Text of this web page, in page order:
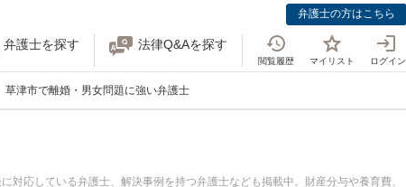
弁護士の方はこちら
弁護士を探す 法律Q&Aを探す
閲覧履歴 マイリスト ログイン
草津市で離婚・男女問題に強い弁護士
応している弁護士、解決事例を持つ弁護士なども掲載中。財産分与や養育費、